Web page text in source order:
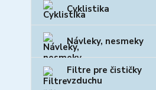
Cyklistika
Návleky, nesmeky
Filtre pre čističky
vzduchu